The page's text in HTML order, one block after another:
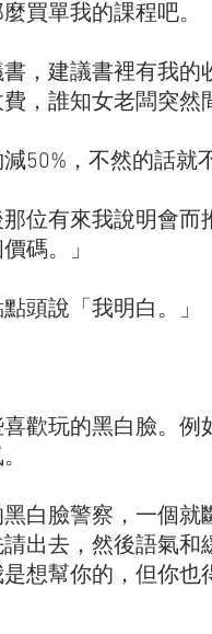
買單我的課程吧。
，建議書裡有我
，誰知女老闆突然
50%，不然的話就
位有來我說明會
碼。」
頭說「我明白。」
歡玩的黑白臉。
白臉警察，一個就
出去，然後語氣
想幫你的，但你